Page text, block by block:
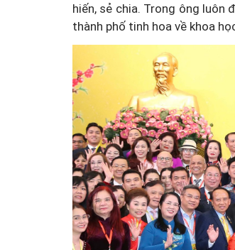
hiến, sẻ chia. Trong ông
thành phố tinh hoa về khoa